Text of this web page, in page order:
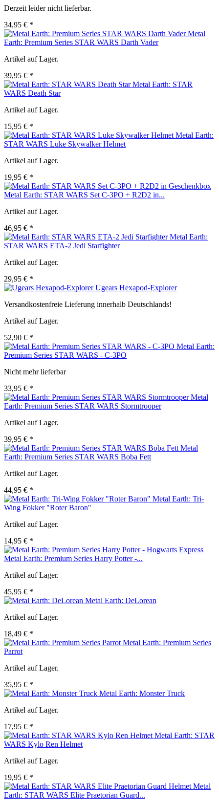
Derzeit leider nicht lieferbar.
34,95 € *
Metal
Earth: Premium Series STAR WARS Darth Vader
Artikel auf Lager.
39,95 € *
Metal Earth: STAR
WARS Death Star
Artikel auf Lager.
15,95 € *
Metal Earth:
STAR WARS Luke Skywalker Helmet
Artikel auf Lager.
19,95 € *
Metal Earth: STAR WARS Set C-3PO + R2D2 in...
Artikel auf Lager.
46,95 € *
Metal Earth:
STAR WARS ETA-2 Jedi Starfighter
Artikel auf Lager.
29,95 € *
Ugears Hexapod-Explorer
Versandkostenfreie Lieferung innerhalb Deutschlands!
Artikel auf Lager.
52,90 € *
Metal Earth:
Premium Series STAR WARS - C-3PO
Nicht mehr lieferbar
33,95 € *
Metal
Earth: Premium Series STAR WARS Stormtrooper
Artikel auf Lager.
39,95 € *
Metal
Earth: Premium Series STAR WARS Boba Fett
Artikel auf Lager.
44,95 € *
Metal Earth: Tri-
Wing Fokker "Roter Baron"
Artikel auf Lager.
14,95 € *
Metal Earth: Premium Series Harry Potter -...
Artikel auf Lager.
45,95 € *
Metal Earth: DeLorean
Artikel auf Lager.
18,49 € *
Metal Earth: Premium Series
Parrot
Artikel auf Lager.
35,95 € *
Metal Earth: Monster Truck
Artikel auf Lager.
17,95 € *
Metal Earth: STAR
WARS Kylo Ren Helmet
Artikel auf Lager.
19,95 € *
Metal
Earth: STAR WARS Elite Praetorian Guard...